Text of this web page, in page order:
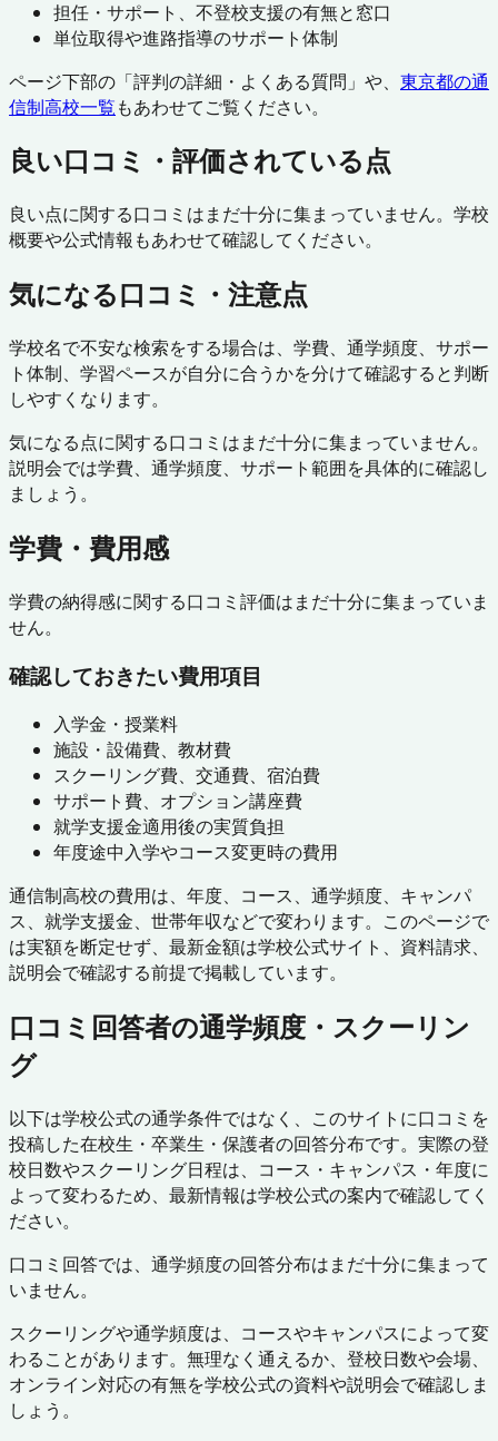
担任・サポート、不登校支援の有無と窓口
単位取得や進路指導のサポート体制
ページ下部の「評判の詳細・よくある質問」や、 東京都の通
信制高校一覧もあわせてご覧ください。
良い口コミ・評価されている点
良い点に関する口コミはまだ十分に集まっていません。学校
概要や公式情報もあわせて確認してください。
気になる口コミ・注意点
学校名で不安な検索をする場合は、学費、通学頻度、サポー
ト体制、学習ペースが自分に合うかを分けて確認すると判断
しやすくなります。
気になる点に関する口コミはまだ十分に集まっていません。
説明会では学費、通学頻度、サポート範囲を具体的に確認し
ましょう。
学費・費用感
学費の納得感に関する口コミ評価はまだ十分に集まっていま
せん。
確認しておきたい費用項目
入学金・授業料
施設・設備費、教材費
スクーリング費、交通費、宿泊費
サポート費、オプション講座費
就学支援金適用後の実質負担
年度途中入学やコース変更時の費用
通信制高校の費用は、年度、コース、通学頻度、キャンパ
ス、就学支援金、世帯年収などで変わります。このページで
は実額を断定せず、最新金額は学校公式サイト、資料請求、
説明会で確認する前提で掲載しています。
口コミ回答者の通学頻度・スクーリン
グ
以下は学校公式の通学条件ではなく、このサイトに口コミを
投稿した在校生・卒業生・保護者の回答分布です。実際の登
校日数やスクーリング日程は、コース・キャンパス・年度に
よって変わるため、最新情報は学校公式の案内で確認してく
ださい。
口コミ回答では、通学頻度の回答分布はまだ十分に集まって
いません。
スクーリングや通学頻度は、コースやキャンパスによって変
わることがあります。無理なく通えるか、登校日数や会場、
オンライン対応の有無を学校公式の資料や説明会で確認しま
しょう。